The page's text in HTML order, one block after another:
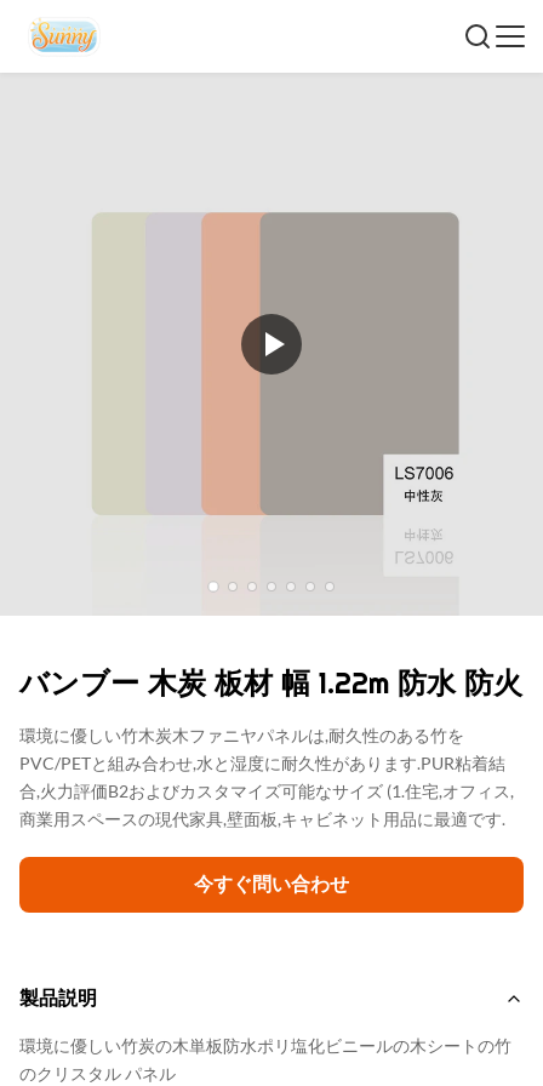
バンブー 木炭 板材 幅 1.22m 防水 防火
環境に優しい竹木炭木ファニヤパネルは,耐久性のある竹を
PVC/PETと組み合わせ,水と湿度に耐久性があります.PUR粘着結
合,火力評価B2およびカスタマイズ可能なサイズ (1.住宅,オフィス,
商業用スペースの現代家具,壁面板,キャビネット用品に最適です.
今すぐ問い合わせ
製品説明
環境に優しい竹炭の木単板防水ポリ塩化ビニールの木シートの竹
のクリスタル パネル